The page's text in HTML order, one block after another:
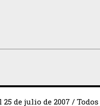
de julio de 2007 /